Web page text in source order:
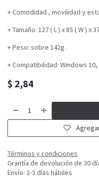
+ Comodidad , movilidad y
+ Tamaño: 127 ( L ) x 85 ( W ) x
+ Peso: sobre 142g .
+ Compatibilidad: Windows 10,
$ 2,84
Términos y condiciones
Grantía de devolución de 30
Envío: 2-3 días hábiles